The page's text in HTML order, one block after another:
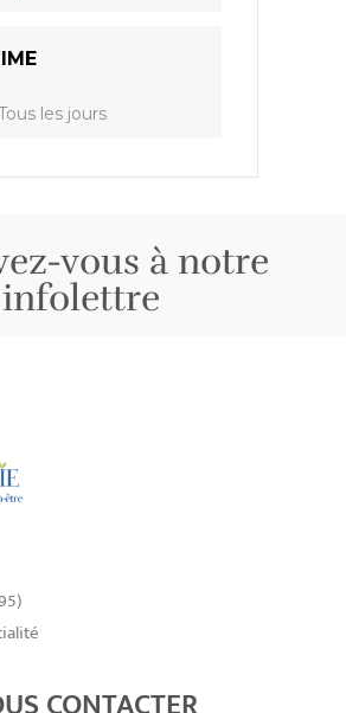
les jours
vous à notre
infolettre